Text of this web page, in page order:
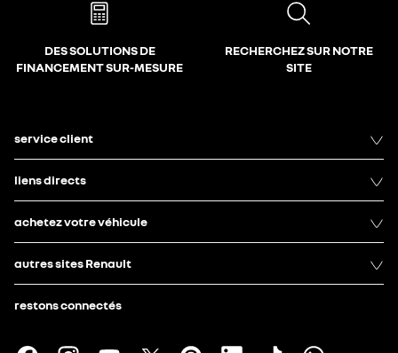
DES SOLUTIONS DE
FINANCEMENT SUR-MESURE
RECHERCHEZ SUR NOTRE
SITE
service client
liens directs
achetez votre véhicule
autres sites Renault
restons connectés